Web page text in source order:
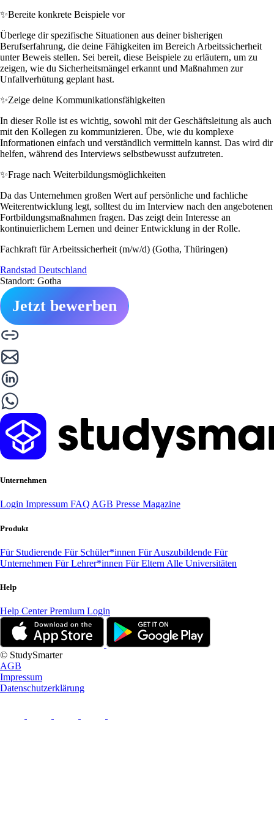
✨Bereite konkrete Beispiele vor
Überlege dir spezifische Situationen aus deiner bisherigen
Berufserfahrung, die deine Fähigkeiten im Bereich Arbeitssicherheit
unter Beweis stellen. Sei bereit, diese Beispiele zu erläutern, um zu
zeigen, wie du Sicherheitsmängel erkannt und Maßnahmen zur
Unfallverhütung geplant hast.
✨Zeige deine Kommunikationsfähigkeiten
In dieser Rolle ist es wichtig, sowohl mit der Geschäftsleitung als auch
mit den Kollegen zu kommunizieren. Übe, wie du komplexe
Informationen einfach und verständlich vermitteln kannst. Das wird dir
helfen, während des Interviews selbstbewusst aufzutreten.
✨Frage nach Weiterbildungsmöglichkeiten
Da das Unternehmen großen Wert auf persönliche und fachliche
Weiterentwicklung legt, solltest du im Interview nach den angebotenen
Fortbildungsmaßnahmen fragen. Das zeigt dein Interesse an
kontinuierlichem Lernen und deiner Entwicklung in der Rolle.
Fachkraft für Arbeitssicherheit (m/w/d) (Gotha, Thüringen)
Randstad Deutschland
Standort: Gotha
Jetzt bewerben
Unternehmen
Login Impressum FAQ AGB Presse Magazine
Produkt
Für Studierende Für Schüler*innen Für Auszubildende Für
Unternehmen Für Lehrer*innen Für Eltern Alle Universitäten
Help
Help CenterPremium Login
© StudySmarter
AGB
Impressum
Datenschutzerklärung